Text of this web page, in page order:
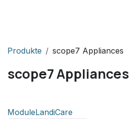
Produkte scope7 Appliances
scope7 Appliances
ModuleLandiCare